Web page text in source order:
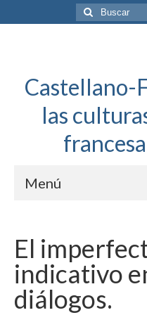
Buscar
por:
Castellano-
las
Menú
Français: Dossier
Français à toute allure
Bordeaux Tregey
El
indicativo
diálogos.